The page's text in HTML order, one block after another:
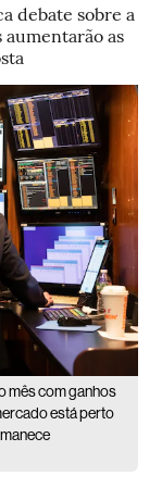
debate sobre a
as
mês com ganhos
está perto